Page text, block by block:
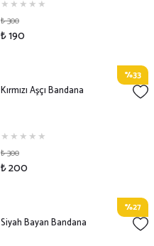
₺ 300
₺ 190
%33
Kırmızı Aşçı Bandana
₺ 300
₺ 200
%27
Siyah Bayan Bandana